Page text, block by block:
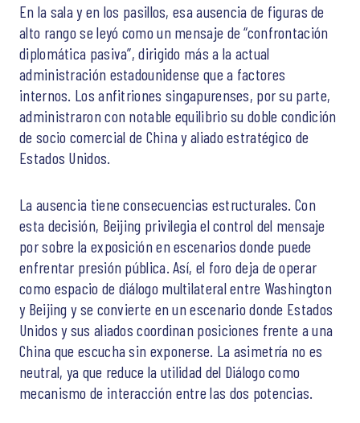
En la sala y en los pasillos, esa ausencia de figuras de
alto rango se leyó como un mensaje de “confrontación
diplomática pasiva”, dirigido más a la actual
administración estadounidense que a factores
internos. Los anfitriones singapurenses, por su parte,
administraron con notable equilibrio su doble condición
de socio comercial de China y aliado estratégico de
Estados Unidos.
La ausencia tiene consecuencias estructurales. Con
esta decisión, Beijing privilegia el control del mensaje
por sobre la exposición en escenarios donde puede
enfrentar presión pública. Así, el foro deja de operar
como espacio de diálogo multilateral entre Washington
y Beijing y se convierte en un escenario donde Estados
Unidos y sus aliados coordinan posiciones frente a una
China que escucha sin exponerse. La asimetría no es
neutral, ya que reduce la utilidad del Diálogo como
mecanismo de interacción entre las dos potencias.